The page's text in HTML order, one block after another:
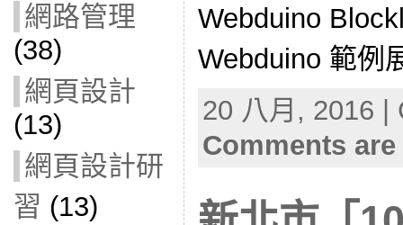
網路管理
(38)
網頁設計
(13)
網頁設計研
習 (13)
Webduino
Webduino 範例
20 八月, 2016
Comments